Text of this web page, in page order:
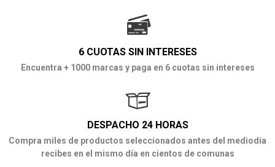
6 CUOTAS SIN INTERESES
Encuentra + 1000 marcas y paga en 6 cuotas sin intereses
DESPACHO 24 HORAS
Compra miles de productos seleccionados antes del mediodía
recibes en el mismo día en cientos de comunas